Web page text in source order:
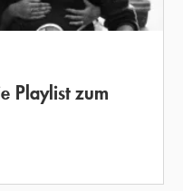
Playlist zum